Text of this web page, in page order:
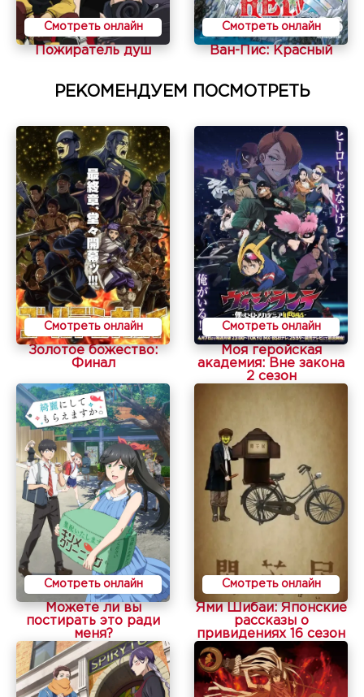
Смотреть онлайн
Пожиратель душ
Смотреть онлайн
Ван-Пис: Красный
РЕКОМЕНДУЕМ ПОСМОТРЕТЬ
Смотреть онлайн
Золотое божество:
Финал
Смотреть онлайн
Моя геройская
академия: Вне закона
2 сезон
Смотреть онлайн
Можете ли вы
постирать это ради
меня?
Смотреть онлайн
Ями Шибаи: Японские
рассказы о
привидениях 16 сезон